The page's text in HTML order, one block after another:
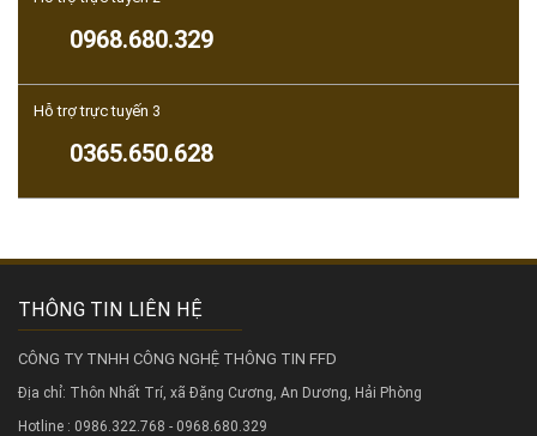
0968.680.329
Hỗ trợ trực tuyến 3
0365.650.628
THÔNG TIN LIÊN HỆ
CÔNG TY TNHH CÔNG NGHỆ THÔNG TIN FFD
Địa chỉ: Thôn Nhất Trí, xã Đặng Cương, An Dương, Hải Phòng
Hotline : 0986.322.768 - 0968.680.329